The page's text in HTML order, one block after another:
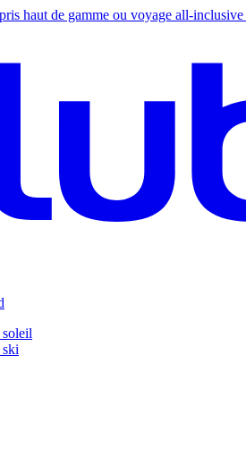
haut de gamme ou voyage all-inclusive